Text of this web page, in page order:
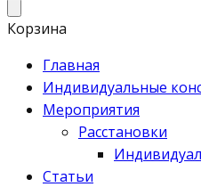
Корзина
Главная
Индивидуальные
Мероприятия
Расстановки
Статьи